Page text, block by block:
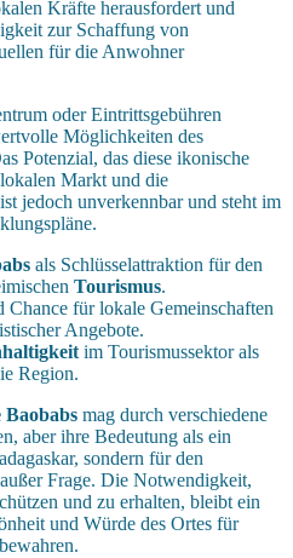
Kräfte herausfordert und
zur Schaffung von
für die Anwohner
oder Eintrittsgebühren
Möglichkeiten des
Potenzial, das diese ikonische
Markt und die
jedoch unverkennbar und steht im
als Schlüsselattraktion für den
Tourismus.
für lokale Gemeinschaften
Angebote.
im Tourismussektor als
Region.
Baobabs mag durch verschiedene
aber ihre Bedeutung als ein
sondern für den
Frage. Die Notwendigkeit,
und zu erhalten, bleibt ein
und Würde des Ortes für